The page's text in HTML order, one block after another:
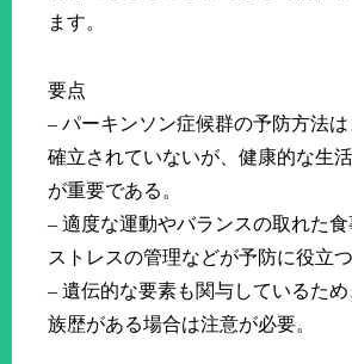
ます。
要点
– パーキンソン症候群の予防方法
確立されていないが、健康的な生
が重要である。
– 適度な運動やバランスの取れた食
ストレスの管理などが予防に役立つ
– 遺伝的な要素も関与しているため
族歴がある場合は注意が必要。